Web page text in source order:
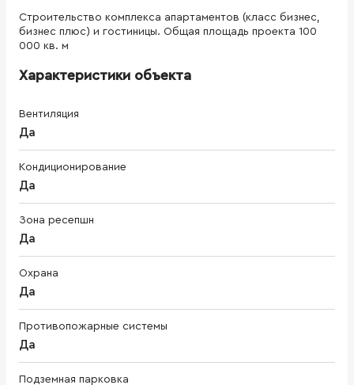
Строительство комплекса апартаментов (класс бизнес,
бизнес плюс) и гостиницы. Общая площадь проекта 100
000 кв. м
Характеристики объекта
Вентиляция
Да
Кондиционирование
Да
Зона ресепшн
Да
Охрана
Да
Противопожарные системы
Да
Подземная парковка